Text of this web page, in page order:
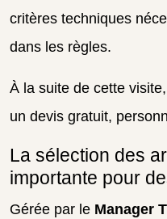
critères techniques
dans les règles.
À la suite de cette
un devis gratuit,
La sélection des
importante pour
Gérée par le Manager